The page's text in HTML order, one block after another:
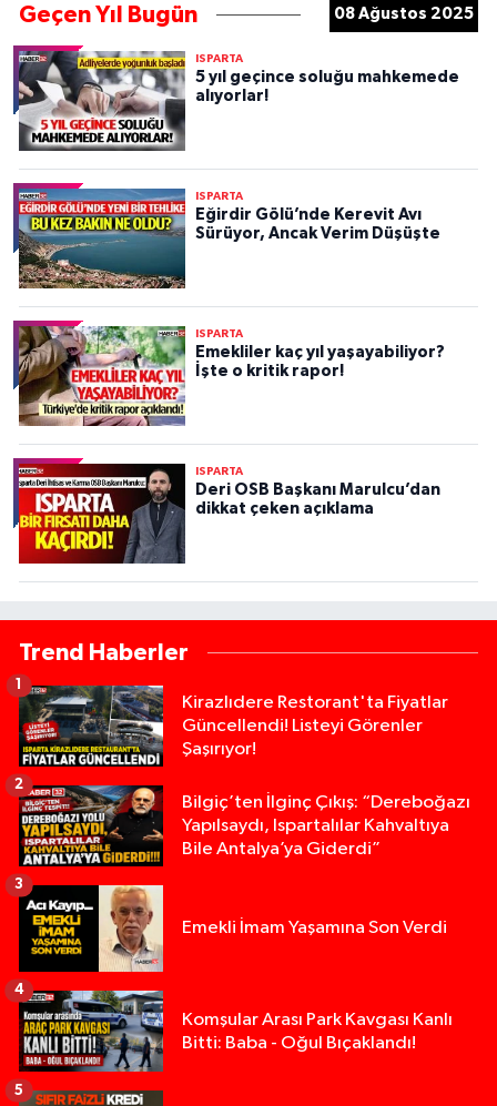
Geçen Yıl Bugün 08 Ağustos 2025
ISPARTA
5 yıl geçince soluğu mahkemede
alıyorlar!
ISPARTA
Eğirdir Gölü’nde Kerevit Avı
Sürüyor, Ancak Verim Düşüşte
ISPARTA
Emekliler kaç yıl yaşayabiliyor?
İşte o kritik rapor!
ISPARTA
Deri OSB Başkanı Marulcu’dan
dikkat çeken açıklama
Trend Haberler
Kirazlıdere Restorant'ta Fiyatlar
Güncellendi! Listeyi Görenler
Şaşırıyor!
1
Bilgiç’ten İlginç Çıkış: “Dereboğazı
Yapılsaydı, Ispartalılar Kahvaltıya
Bile Antalya’ya Giderdi”
2
Emekli İmam Yaşamına Son Verdi
3
Komşular Arası Park Kavgası Kanlı
Bitti: Baba - Oğul Bıçaklandı!
4
5